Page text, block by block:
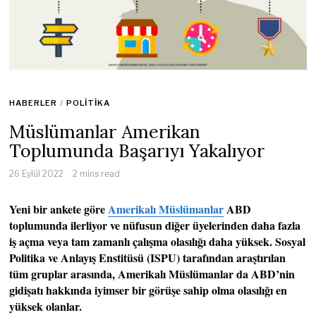
HABERLER / POLITIKA
Müslümanlar Amerikan
Toplumunda Başarıyı Yakalıyor
26 Eylül 2022 2 mins read
Yeni bir ankete göreAmerikalı MüslümanlarABD
toplumunda ilerliyor ve nüfusun diğer üyelerinden daha fazla
iş açma veya tam zamanlı çalışma olasılığı daha yüksek. Sosyal
Politika ve Anlayış Enstitüsü (ISPU) tarafından araştırılan
tüm gruplar arasında, Amerikalı Müslümanlar da ABD’nin
gidişatı hakkında iyimser bir görüşe sahip olma olasılığı en
yüksek olanlar.